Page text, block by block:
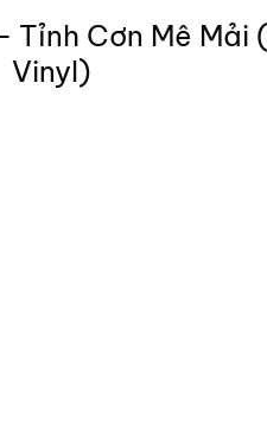
Cơn Mê Mải
Vinyl)